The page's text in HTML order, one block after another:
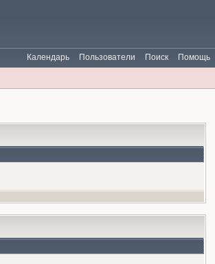
Помощь
Поиск
Пользователи
Календарь